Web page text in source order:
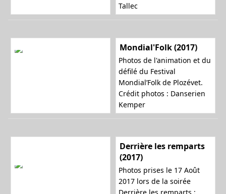
Tallec
Mondial'Folk (2017)
Photos de l'animation et du
défilé du Festival
Mondial’Folk de Plozévet.
Crédit photos : Danserien
Kemper
Derrière les remparts
(2017)
Photos prises le 17 Août
2017 lors de la soirée